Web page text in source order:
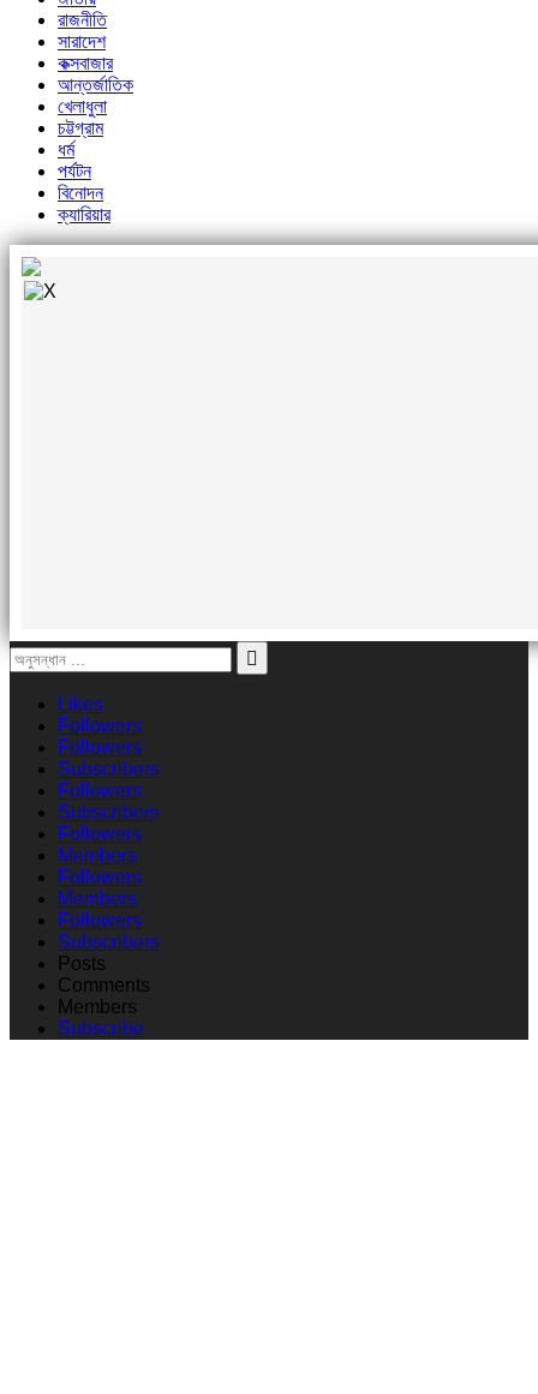
রাজনীতি
সারাদেশ
কক্সবাজার
আন্তর্জাতিক
খেলাধুলা
চট্টগ্রাম
ধর্ম
পর্যটন
বিনোদন
ক্যারিয়ার
Likes
Followers
Followers
Subscribers
Followers
Subscribers
Followers
Members
Followers
Members
Followers
Subscribers
Posts
Comments
Members
Subscribe